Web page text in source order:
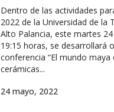
Dentro de las actividades
2022 de la Universidad de la
Alto Palancia, este martes
19:15 horas, se desarrollará
conferencia “El mundo maya
cerámicas...
24 mayo, 2022